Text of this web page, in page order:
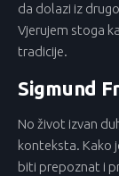
da dolazi iz
Vjerujem stoga
tradicije.
Sigmund
No život izvan
konteksta. Kako
biti prepoznat i